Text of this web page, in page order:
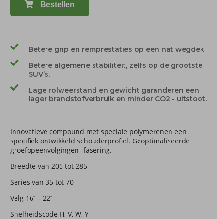
Bestellen
Betere grip en remprestaties op een nat wegdek
Betere algemene stabiliteit, zelfs op de grootste
SUV’s.
Lage rolweerstand en gewicht garanderen een
lager brandstofverbruik en minder CO2 - uitstoot.
Innovatieve compound met speciale polymerenen een
specifiek ontwikkeld schouderprofiel. Geoptimaliseerde
groefopeenvolgingen -fasering.
Breedte van 205 tot 285
Series van 35 tot 70
Velg 16’’ – 22’’
Snelheidscode H, V, W, Y